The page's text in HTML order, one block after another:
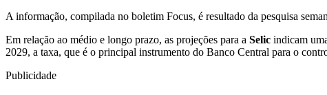
A informação, compilada no boletim Focus, é resultado da pesquisa
Em relação ao médio e longo prazo, as projeções para a Selic indicam
2029, a taxa, que é o principal instrumento do Banco Central para o
Publicidade